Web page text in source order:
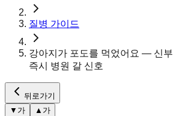
질병 가이드
강아지가 포도를 먹었어요 — 신
즉시 병원 갈 신호
뒤로가기
▼ 가 ▲ 가